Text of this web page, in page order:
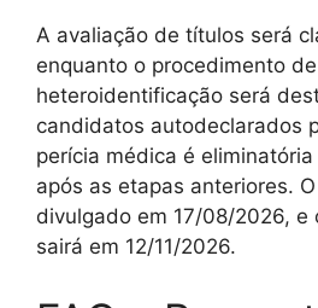
A avaliação de títulos será
enquanto o procedimento de
heteroidentificação será
candidatos autodeclarados
perícia médica é
após as etapas anteriores.
divulgado em 17/08/2026, e
sairá em 12/11/2026.